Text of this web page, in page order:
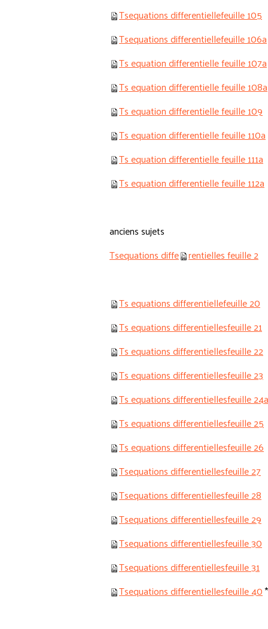
Tsequations differentiellefeuille 105
Tsequations differentiellefeuille 106a
Ts equation differentielle feuille 107a
Ts equation differentielle feuille 108a
Ts equation differentielle feuille 109
Ts equation differentielle feuille 110a
Ts equation differentielle feuille 111a
Ts equation differentielle feuille 112a
anciens sujets
Tsequations diffe rentielles feuille 2
Ts equations differentiellefeuille 20
Ts equations differentiellesfeuille 21
Ts equations differentiellesfeuille 22
Ts equations differentiellesfeuille 23
Ts equations differentiellesfeuille 24a
Ts equations differentiellesfeuille 25
Ts equations differentiellesfeuille 26
Tsequations differentiellesfeuille 27
Tsequations differentiellesfeuille 28
Tsequations differentiellesfeuille 29
Tsequations differentiellesfeuille 30
Tsequations differentiellesfeuille 31
Tsequations differentiellesfeuille 40